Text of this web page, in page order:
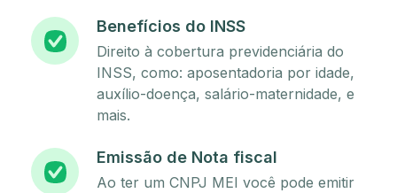
Benefícios do INSS
Direito à cobertura previdenciária do
INSS, como: aposentadoria por idade,
auxílio-doença, salário-maternidade, e
mais.
Emissão de Nota fiscal
Ao ter um CNPJ MEI você pode emitir